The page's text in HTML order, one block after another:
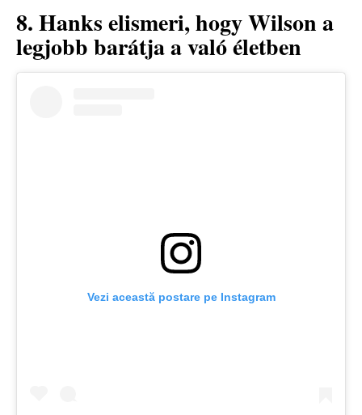
8. Hanks elismeri, hogy Wilson a
legjobb barátja a való életben
Vezi această postare pe Instagram